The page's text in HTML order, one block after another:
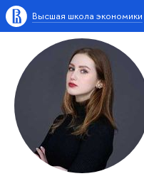
Высшая школа экономики